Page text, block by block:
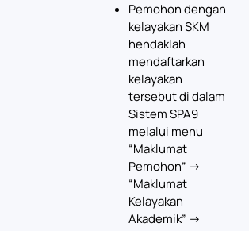
Pemohon dengan
kelayakan SKM
hendaklah
mendaftarkan
kelayakan
tersebut di dalam
Sistem SPA9
melalui menu
“Maklumat
Pemohon” ->
“Maklumat
Kelayakan
Akademik” ->